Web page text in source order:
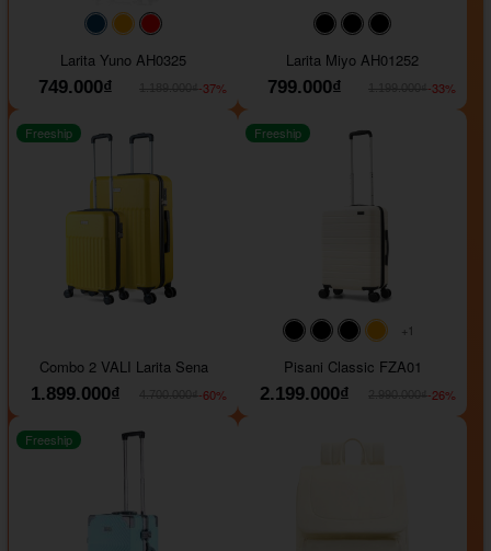
#093f69#ffa500
Larita Yuno AH0325
749.000₫
-37%
#000000#000000
Larita Miyo AH01252
799.000₫
-33%
Freeship
Combo 2 VALI Larita Sena
1.899.000₫
-60%
#000000#000000
#000000
#ffa500
+1
Freeship
Pisani Classic FZA01
2.199.000₫
-26%
Freeship